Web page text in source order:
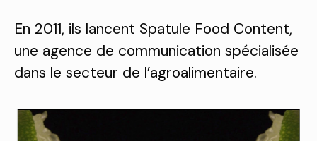
En 2011, ils lancent Spatule Food Content,
une agence de communication spécialisée
dans le secteur de l’agroalimentaire.